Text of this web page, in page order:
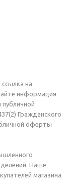
ссылка на
информация
Гражданского
оферты
Наше
магазина